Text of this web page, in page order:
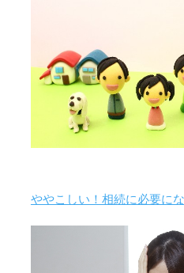
ややこしい！相続に必要に